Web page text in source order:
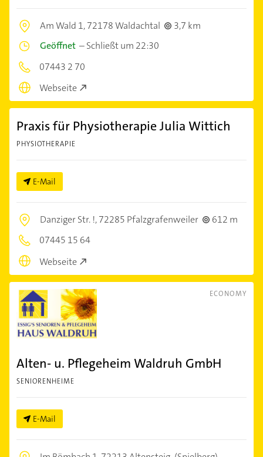
Am Wald 1,72178 Waldachtal
3,7 km
Geöffnet –Schließt um 22:30
07443 2 70
Webseite
Praxis für Physiotherapie Julia Wittich
PHYSIOTHERAPIE
E-Mail
Danziger Str. !,72285 Pfalzgrafenweiler
612 m
07445 15 64
Webseite
ECONOMY
Alten- u. Pflegeheim Waldruh GmbH
SENIORENHEIME
E-Mail